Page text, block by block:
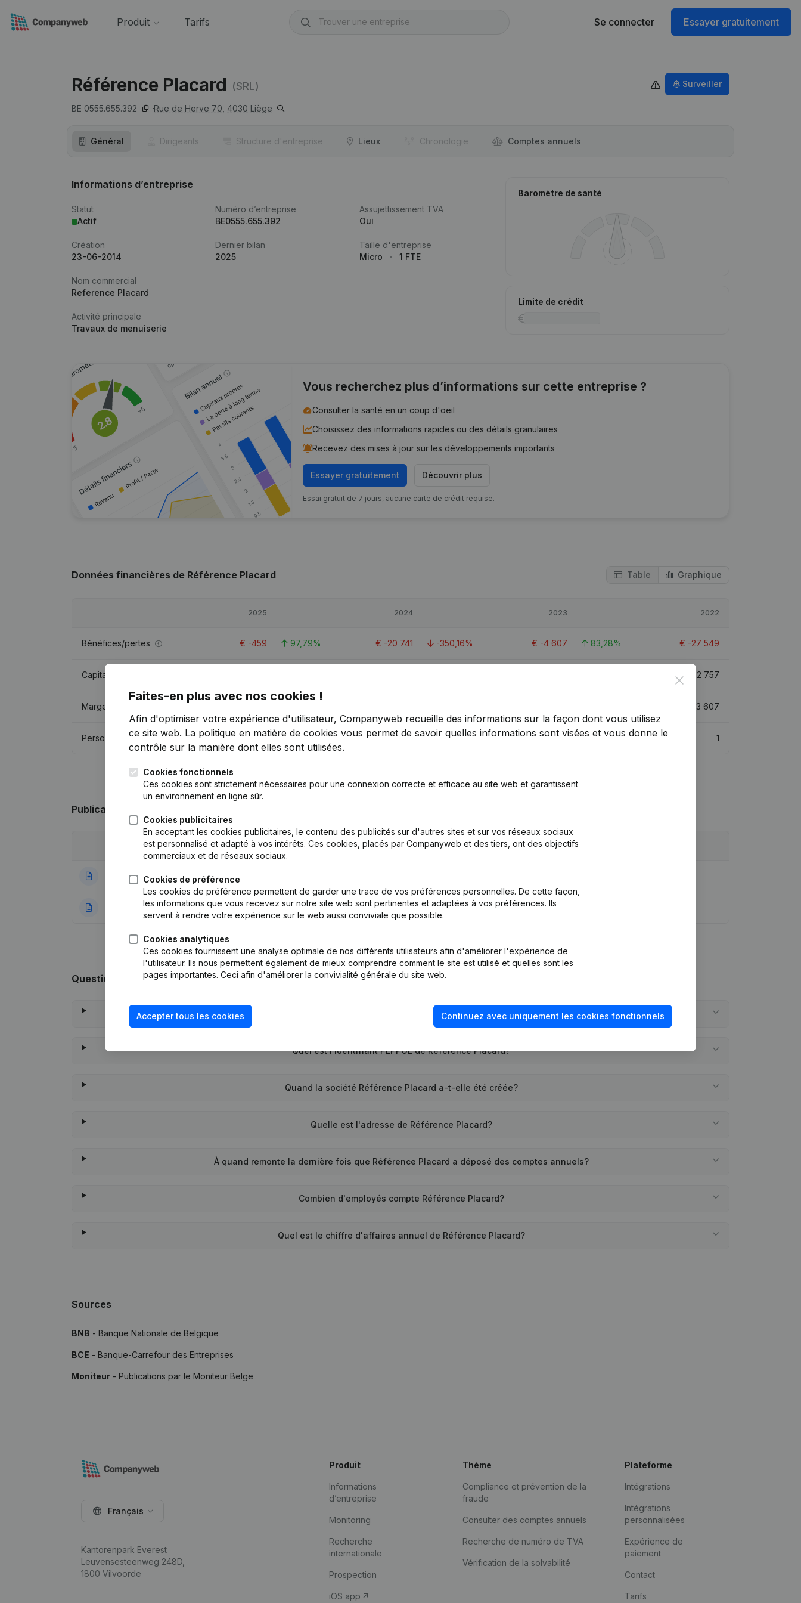
Produit Tarifs Se connecter Essayer gratuitement
Référence Placard (SRL)
BE 0555.655.392 Rue de Herve 70, 4030 Liège
Surveiller
Général Dirigeants Structure d'entreprise Lieux Chronologie Comptes annuels
Informations d’entreprise
Statut
Actif
Numéro d’entreprise
BE0555.655.392
Assujettissement TVA
Oui
Création
23-06-2014
Dernier bilan
2025
Taille d'entreprise
Micro
1 FTE
Nom commercial
Reference Placard
Activité principale
Travaux de menuiserie
Baromètre de santé
Limite de crédit
Vous recherchez plus d’informations sur cette entreprise ?
Consulter la santé en un coup d'oeil
Choisissez des informations rapides ou des détails granulaires
Recevez des mises à jour sur les développements importants
Essayer gratuitement Découvrir plus
Essai gratuit de 7 jours, aucune carte de crédit requise.
Données financières de Référence Placard Table Graphique
2025 2024 2023 2022
Bénéfices/pertes € -459 97,79% € -20 741 -350,16% € -4 607 83,28% € -27 549
Capitaux propres 52 757
Marge brute 33 607
Personnel 1 1 1 1
Publications
Publication
15-09-2023 Statuts (Traduction, Coordination, Autres Modifications, …) - Modification Forme Juridique - But - Demissions, Nominations
14-07-2014 Rubrique Constitution (Nouvelle Personne Morale, Ouverture Succursale, etc...)
Questions fréquemment posées
Quel est le numéro de TVA de Référence Placard?
Quel est l'identifiant PEPPOL de Référence Placard?
Quand la société Référence Placard a-t-elle été créée?
Quelle est l'adresse de Référence Placard?
À quand remonte la dernière fois que Référence Placard a déposé des comptes annuels?
Combien d'employés compte Référence Placard?
Quel est le chiffre d'affaires annuel de Référence Placard?
Sources
BNB - Banque Nationale de Belgique
BCE - Banque-Carrefour des Entreprises
Moniteur - Publications par le Moniteur Belge
Close
Faites-en plus avec nos cookies !
Afin d'optimiser votre expérience d'utilisateur, Companyweb recueille des informations sur la façon dont vous utilisez
ce site web. La politique en matière de cookies vous permet de savoir quelles informations sont visées et vous donne le
contrôle sur la manière dont elles sont utilisées.
Cookies fonctionnels
Ces cookies sont strictement nécessaires pour une connexion correcte et efficace au site web et garantissent
un environnement en ligne sûr.
Cookies publicitaires
En acceptant les cookies publicitaires, le contenu des publicités sur d'autres sites et sur vos réseaux sociaux
est personnalisé et adapté à vos intérêts. Ces cookies, placés par Companyweb et des tiers, ont des objectifs
commerciaux et de réseaux sociaux.
Cookies de préférence
Les cookies de préférence permettent de garder une trace de vos préférences personnelles. De cette façon,
les informations que vous recevez sur notre site web sont pertinentes et adaptées à vos préférences. Ils
servent à rendre votre expérience sur le web aussi conviviale que possible.
Cookies analytiques
Ces cookies fournissent une analyse optimale de nos différents utilisateurs afin d'améliorer l'expérience de
l'utilisateur. Ils nous permettent également de mieux comprendre comment le site est utilisé et quelles sont les
pages importantes. Ceci afin d'améliorer la convivialité générale du site web.
Accepter tous les cookies Continuez avec uniquement les cookies fonctionnels
Français
Kantorenpark Everest
Leuvensesteenweg 248D,
1800 Vilvoorde
Produit
Informations
d’entreprise
Monitoring
Recherche
internationale
Prospection
iOS app
Thème
Compliance et prévention de la
fraude
Consulter des comptes annuels
Recherche de numéro de TVA
Vérification de la solvabilité
Plateforme
Intégrations
Intégrations
personnalisées
Expérience de
paiement
Contact
Tarifs